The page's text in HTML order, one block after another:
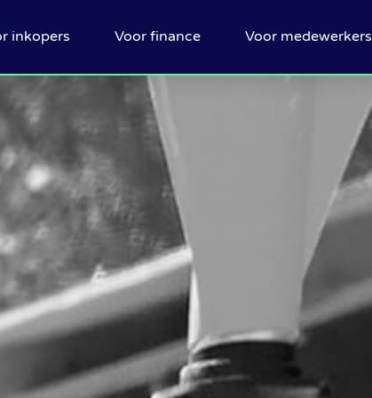
inkopers Voor finance Voor medewerkers